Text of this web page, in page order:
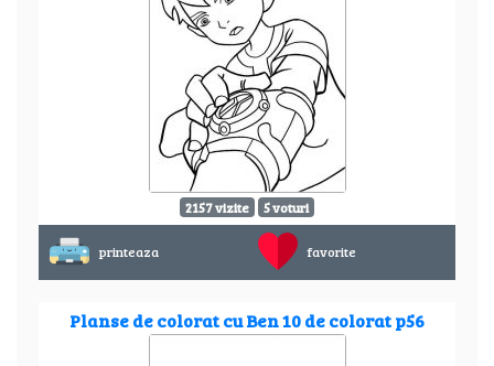
2157 vizite 5 voturi
printeaza favorite
Planse de colorat cu Ben 10 de colorat p56